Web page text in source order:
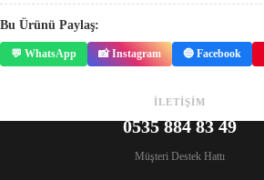
Bu Ürünü Paylaş:
💬 WhatsApp 📸 Instagram 🔵 Facebook
İLETİŞİM
0535 884 83 49
Müşteri Destek Hattı